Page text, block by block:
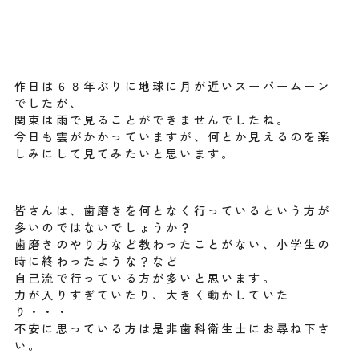
作日は６８年ぶりに地球に月が近いスーパームーン
でしたが、
関東は雨で見ることができませんでしたね。
今日も雲がかかっていますが、何とか見えるのを楽
しみにして見てみたいと思います。
皆さんは、歯磨きを何となく行っているという方が
多いのではないでしょうか？
歯磨きのやり方など教わったことがない、小学生の
時に終わったような？など
自己流で行っている方が多いと思います。
力が入りすぎていたり、大きく動かしていた
り・・・
不安に思っている方は是非歯科衛生士にお尋ね下さ
い。